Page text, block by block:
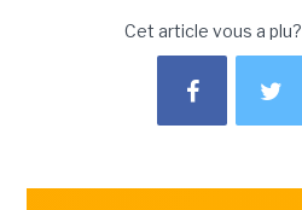
Cet article vous a plu?